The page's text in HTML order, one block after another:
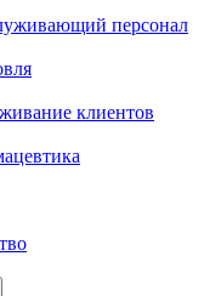
персонал
клиентов